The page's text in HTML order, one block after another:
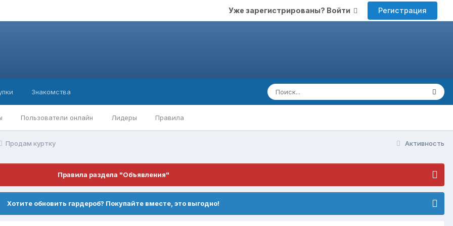
Уже зарегистрированы? Войти Регистрация
Пользователи онлайн Лидеры Правила
Знакомства
Активность
Продам куртку
Правила раздела "Объявления"
Хотите обновить гардероб? Покупайте вместе, это выгодно!